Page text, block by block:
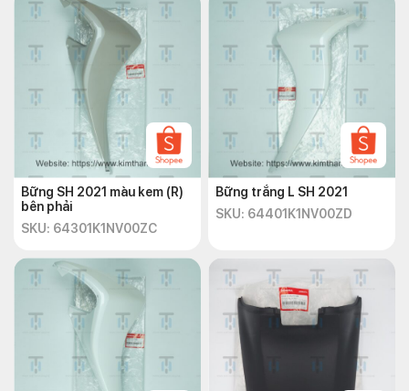
Bững SH 2021 màu kem (R)
bên phải
SKU: 64301K1NV00ZC
Bững trắng L SH 2021
SKU: 64401K1NV00ZD